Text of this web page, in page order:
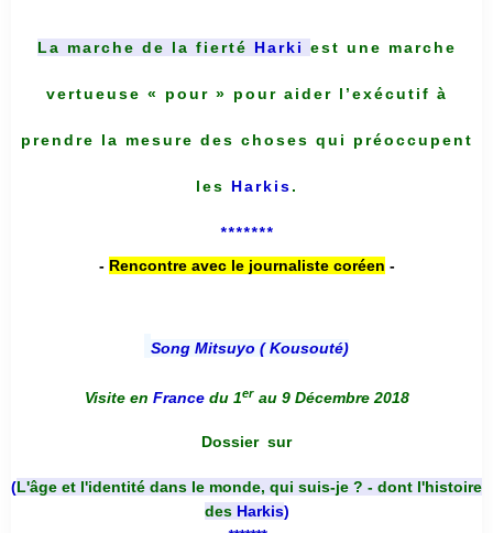
La marche de la fierté Harki est une marche
vertueuse « pour » pour aider l’exécutif à
prendre la mesure des choses qui préoccupent
les Harkis.
*******
- Rencontre avec le journaliste coréen -
Song Mitsuyo ( Kousouté)
Visite en France du 1er au 9 Décembre 2018
Dossier sur
(L'âge et l'identité dans le monde, qui suis-je ? - dont l'histoire
des Harkis)